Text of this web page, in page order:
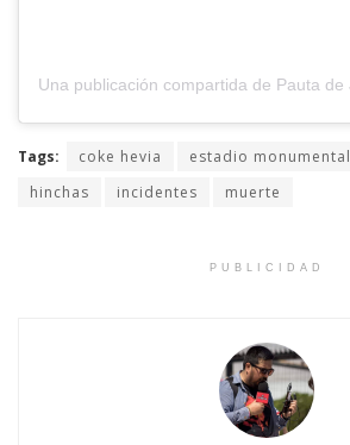
Tags: coke hevia estadio monumental
hinchas
incidentes muerte
PUBLICIDAD